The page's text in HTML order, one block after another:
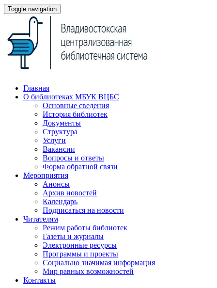
Toggle navigation
Главная
О библиотеках МБУК ВЦБС
Основные сведения
История библиотек
Документы
Структура
Услуги
Вакансии
Вопросы и ответы
Форма обратной связи
Мероприятия
Анонсы
Архив новостей
Календарь
Подписаться на новости
Читателям
Режим работы библиотек
Газеты и журналы
Электронные ресурсы
Программы и проекты
Социально значимая информация
Мир равных возможностей
Контакты